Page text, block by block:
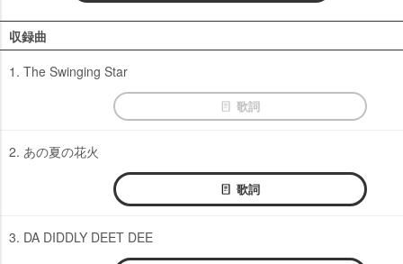
収録曲
1. The Swinging Star
歌詞
2. あの夏の花火
歌詞
3. DA DIDDLY DEET DEE